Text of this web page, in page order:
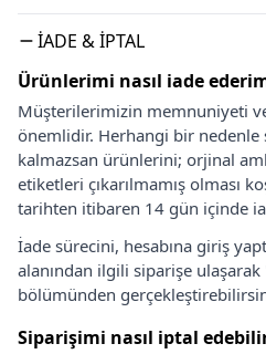
İADE & İPTAL
Ürünlerimi nasıl iade
Müşterilerimizin memnuniyeti
önemlidir. Herhangi bir
kalmazsan ürünlerini; orjinal
etiketleri çıkarılmamış olması
tarihten itibaren 14 gün içinde
İade sürecini, hesabına giriş
alanından ilgili siparişe
bölümünden
Siparişimi nasıl iptal